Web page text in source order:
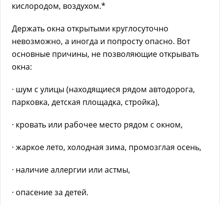
кислородом, воздухом.*
Держать окна открытыми круглосуточно
невозможно, а иногда и попросту опасно. Вот
основные причины, не позволяющие открывать
окна:
· шум с улицы (находящиеся рядом автодорога,
парковка, детская площадка, стройка),
· кровать или рабочее место рядом с окном,
· жаркое лето, холодная зима, промозглая осень,
· наличие аллергии или астмы,
· опасение за детей.